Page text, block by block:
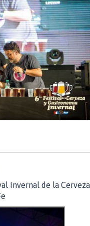
Invernal de la Cerveza